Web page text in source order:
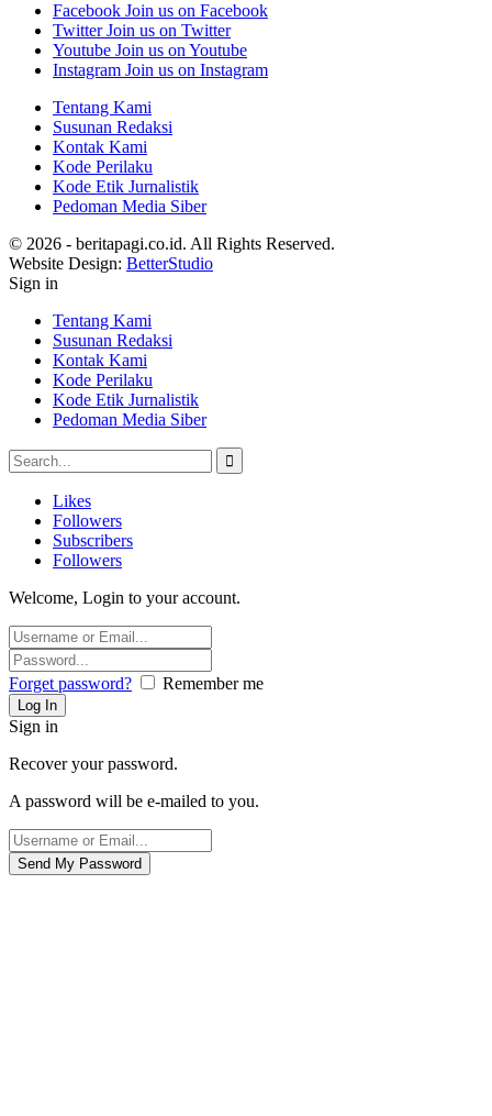
Facebook Join us on Facebook
Twitter Join us on Twitter
Youtube Join us on Youtube
Instagram Join us on Instagram
Tentang Kami
Susunan Redaksi
Kontak Kami
Kode Perilaku
Kode Etik Jurnalistik
Pedoman Media Siber
© 2026 - beritapagi.co.id. All Rights Reserved.
Website Design: BetterStudio
Sign in
Tentang Kami
Susunan Redaksi
Kontak Kami
Kode Perilaku
Kode Etik Jurnalistik
Pedoman Media Siber
Likes
Followers
Subscribers
Followers
Welcome, Login to your account.
Forget password? Remember me
Sign in
Recover your password.
A password will be e-mailed to you.